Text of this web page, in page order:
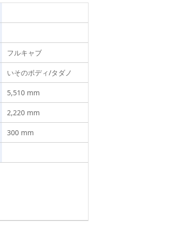
フルキャブ
いそのボディ/タダノ
5,510 mm
2,220 mm
300 mm